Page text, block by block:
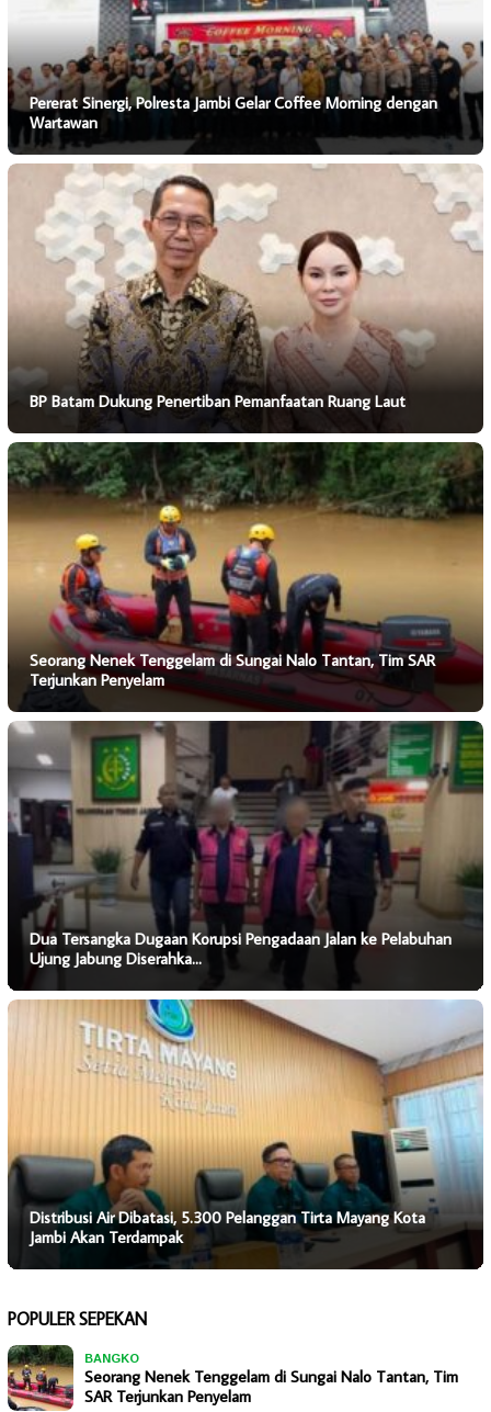
Pererat Sinergi, Polresta Jambi Gelar Coffee Morning dengan
Wartawan
BP Batam Dukung Penertiban Pemanfaatan Ruang Laut
Seorang Nenek Tenggelam di Sungai Nalo Tantan, Tim SAR
Terjunkan Penyelam
Dua Tersangka Dugaan Korupsi Pengadaan Jalan ke Pelabuhan
Ujung Jabung Diserahka…
Distribusi Air Dibatasi, 5.300 Pelanggan Tirta Mayang Kota
Jambi Akan Terdampak
POPULER SEPEKAN
BANGKO
Seorang Nenek Tenggelam di Sungai Nalo Tantan, Tim
SAR Terjunkan Penyelam